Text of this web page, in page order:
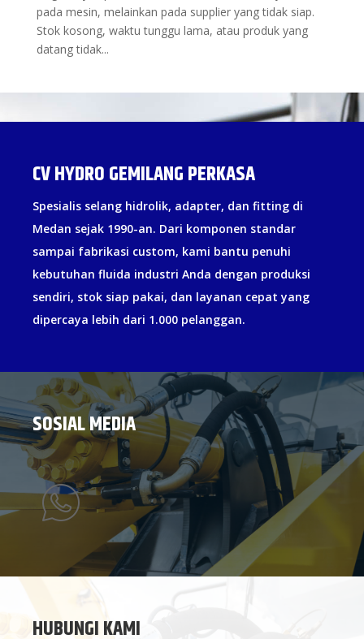
pada mesin, melainkan pada supplier yang tidak siap.
Stok kosong, waktu tunggu lama, atau produk yang
datang tidak...
CV HYDRO GEMILANG PERKASA
Spesialis selang hidrolik, adapter, dan fitting di
Medan sejak 1990-an. Dari komponen standar
sampai fabrikasi custom, kami bantu penuhi
kebutuhan fluida industri Anda dengan produksi
sendiri, stok siap pakai, dan layanan cepat yang
dipercaya lebih dari 1.000 pelanggan.
SOSIAL MEDIA
HUBUNGI KAMI